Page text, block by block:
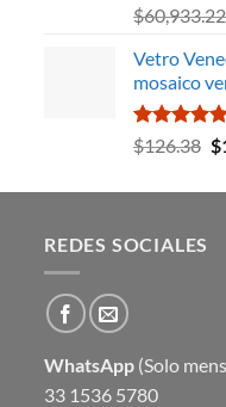
Valorado
con
de 5
$60,933.22
Vetro
mosaico
Valorado
con
$126.38 El
$
REDES SOCIALES
WhatsApp (Solo
33 1536 5780